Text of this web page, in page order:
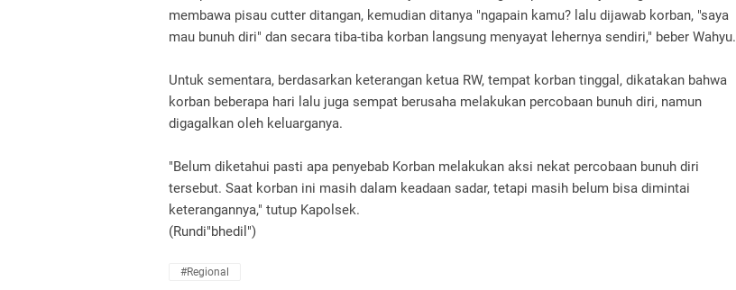
membawa pisau cutter ditangan, kemudian ditanya "ngapain kamu? lalu dijawab korban, "saya
mau bunuh diri" dan secara tiba-tiba korban langsung menyayat lehernya sendiri," beber Wahyu.
Untuk sementara, berdasarkan keterangan ketua RW, tempat korban tinggal, dikatakan bahwa
korban beberapa hari lalu juga sempat berusaha melakukan percobaan bunuh diri, namun
digagalkan oleh keluarganya.
"Belum diketahui pasti apa penyebab Korban melakukan aksi nekat percobaan bunuh diri
tersebut. Saat korban ini masih dalam keadaan sadar, tetapi masih belum bisa dimintai
keterangannya," tutup Kapolsek.
(Rundi"bhedil")
#Regional